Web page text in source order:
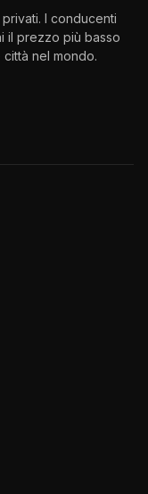
I conducenti
il prezzo più basso
nel mondo.